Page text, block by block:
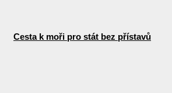
Cesta k moři pro stát bez přístavů